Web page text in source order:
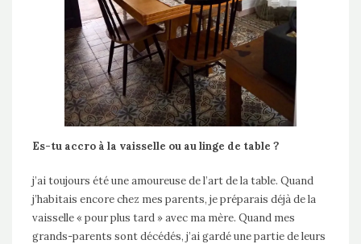
Es-tu accro à la vaisselle ou au linge de table ?
j’ai toujours été une amoureuse de l’art de la table. Quand
j’habitais encore chez mes parents, je préparais déjà de la
vaisselle « pour plus tard » avec ma mère. Quand mes
grands-parents sont décédés, j’ai gardé une partie de leurs